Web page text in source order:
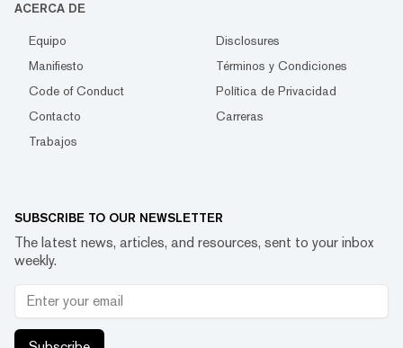
ACERCA DE
Equipo
Disclosures
Manifiesto
Términos y Condiciones
Code of Conduct
Política de Privacidad
Contacto
Carreras
Trabajos
SUBSCRIBE TO OUR NEWSLETTER
The latest news, articles, and resources, sent to your inbox
weekly.